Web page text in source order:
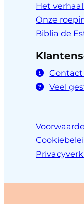
Het
Onze
Biblia de
Veel